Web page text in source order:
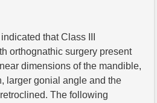
that Class III
orthognathic surgery present
dimensions of the mandible,
larger gonial angle and the
The following